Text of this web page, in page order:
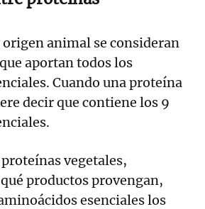
origen animal se consideran
aportan todos los
Cuando una proteína
decir que contiene los 9
proteínas vegetales,
productos provengan,
esenciales los